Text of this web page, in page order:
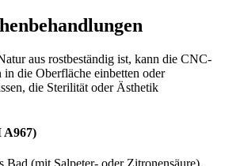
aus rostbeständig ist, kann die CNC-
in die Oberfläche einbetten oder
die Sterilität oder Ästhetik
A967)